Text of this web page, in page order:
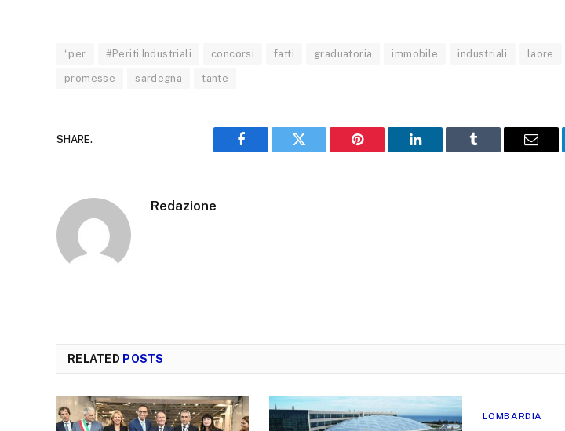
“per #Periti Industriali concorsi fatti graduatoria immobile industriali laore
promesse sardegna tante
SHARE.
Facebook Twitter Pinterest LinkedIn Tumblr Email
Redazione
RELATED POSTS
LOMBARDIA